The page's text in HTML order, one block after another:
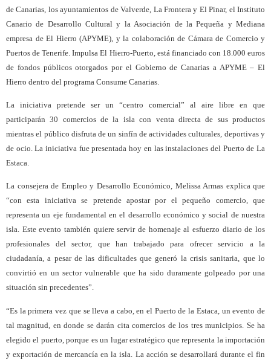
de Canarias, los ayuntamientos de Valverde, La Frontera y El Pinar, el Instituto
Canario de Desarrollo Cultural y la Asociación de la Pequeña y Mediana
empresa de El Hierro (APYME), y la colaboración de Cámara de Comercio y
Puertos de Tenerife. Impulsa El Hierro-Puerto, está financiado con 18.000 euros
de fondos públicos otorgados por el Gobierno de Canarias a APYME – El
Hierro dentro del programa Consume Canarias.
La iniciativa pretende ser un “centro comercial” al aire libre en que
participarán 30 comercios de la isla con venta directa de sus productos
mientras el público disfruta de un sinfín de actividades culturales, deportivas y
de ocio. La iniciativa fue presentada hoy en las instalaciones del Puerto de La
Estaca.
La consejera de Empleo y Desarrollo Económico, Melissa Armas explica que
“con esta iniciativa se pretende apostar por el pequeño comercio, que
representa un eje fundamental en el desarrollo económico y social de nuestra
isla. Este evento también quiere servir de homenaje al esfuerzo diario de los
profesionales del sector, que han trabajado para ofrecer servicio a la
ciudadanía, a pesar de las dificultades que generó la crisis sanitaria, que lo
convirtió en un sector vulnerable que ha sido duramente golpeado por una
situación sin precedentes”.
“Es la primera vez que se lleva a cabo, en el Puerto de la Estaca, un evento de
tal magnitud, en donde se darán cita comercios de los tres municipios. Se ha
elegido el puerto, porque es un lugar estratégico que representa la importación
y exportación de mercancía en la isla. La acción se desarrollará durante el fin